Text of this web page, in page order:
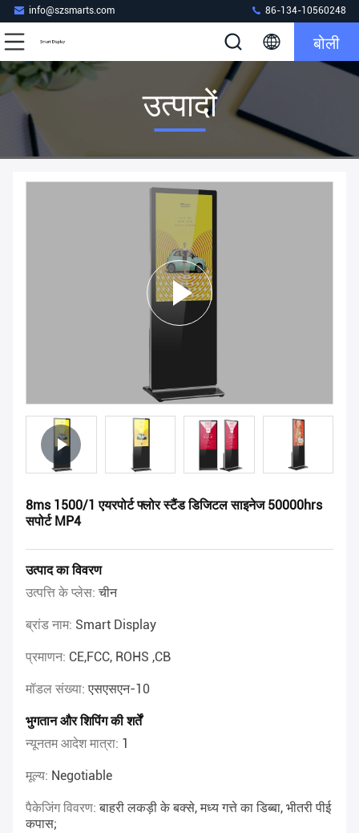
info@szsmarts.com 86-134-10560248
बोली
उत्पादों
8ms 1500/1 एयरपोर्ट फ्लोर स्टैंड डिजिटल साइनेज 50000hrs
सपोर्ट MP4
उत्पाद का विवरण
उत्पत्ति के प्लेस:चीन
ब्रांड नाम: Smart Display
प्रमाणन: CE,FCC, ROHS ,CB
मॉडल संख्या:एसएसएन-10
भुगतान और शिपिंग की शर्तें
न्यूनतम आदेश मात्रा: 1
मूल्य: Negotiable
पैकेजिंग विवरण:बाहरी लकड़ी के बक्से, मध्य गत्ते का डिब्बा, भीतरी पीई
कपास;